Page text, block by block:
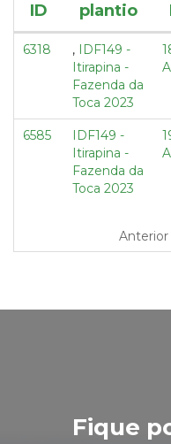
ID
plantio
6318 , IDF149 -
Itirapina -
Fazenda da
Toca 2023
6585
IDF149 -
Itirapina -
Fazenda da
Toca 2023
Anterior
Fique